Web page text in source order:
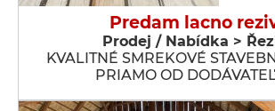
Predam lacno
Prodej / Nabídka >
KVALITNÉ SMREKOVÉ
PRIAMO OD